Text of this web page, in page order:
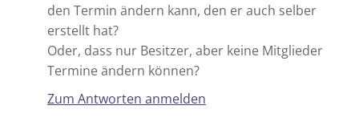
den Termin ändern kann, den er auch selber
erstellt hat?
Oder, dass nur Besitzer, aber keine Mitglieder
Termine ändern können?
Zum Antworten anmelden